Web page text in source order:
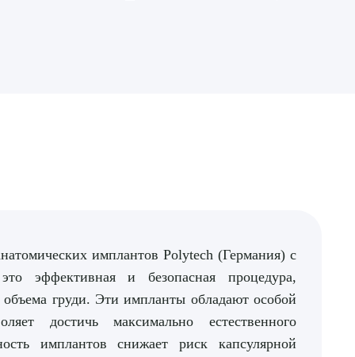
имплантов Polytech (Германия) с
эффективная и безопасная процедура,
груди. Эти импланты обладают особой
достичь максимально естественного
имплантов снижает риск капсулярной